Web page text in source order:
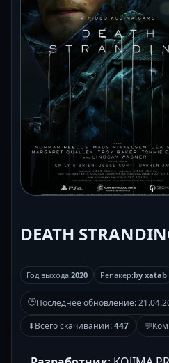
DEATH
Год выхода:2020 Репакер:by xatab
🕒Последнее обновление:
⬇Всего скачиваний:447 💬